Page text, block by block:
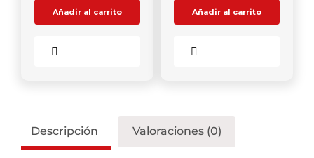
Añadir al carrito Añadir al carrito
Descripción Valoraciones (0)